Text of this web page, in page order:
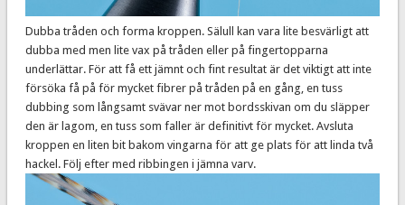
Dubba tråden och forma kroppen. Sälull kan vara lite besvärligt att
dubba med men lite vax på tråden eller på fingertopparna
underlättar. För att få ett jämnt och fint resultat är det viktigt att inte
försöka få på för mycket fibrer på tråden på en gång, en tuss
dubbing som långsamt svävar ner mot bordsskivan om du släpper
den är lagom, en tuss som faller är definitivt för mycket. Avsluta
kroppen en liten bit bakom vingarna för att ge plats för att linda två
hackel. Följ efter med ribbingen i jämna varv.